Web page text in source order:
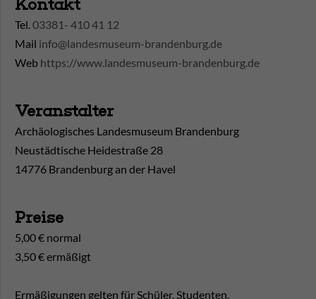
Kontakt
Tel.03381- 410 41 12
Mail info@landesmuseum-brandenburg.de
Web https://www.landesmuseum-brandenburg.de
Veranstalter
Archäologisches Landesmuseum Brandenburg
Neustädtische Heidestraße 28
14776 Brandenburg an der Havel
Preise
5,00 € normal
3,50 € ermäßigt
Ermäßigungen gelten für Schüler, Studenten,